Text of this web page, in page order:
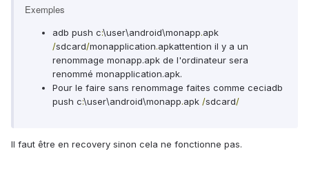
Exemples
adb push c:\user\android\monapp.apk
/sdcard/monapplication.apkattention il y a un
renommage monapp.apk de l'ordinateur sera
renommé monapplication.apk.
Pour le faire sans renommage faites comme ceciadb
push c:\user\android\monapp.apk /sdcard/
Il faut être en recovery sinon cela ne fonctionne pas.